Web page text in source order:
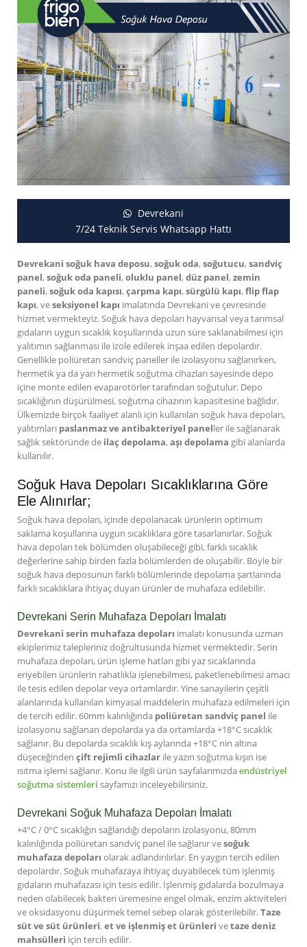
Devrekani
7/24 Teknik Servis Whatsapp Hattı
Devrekani soğuk hava deposu,soğuk oda,soğutucu,sandviç
panel,soğuk oda paneli,oluklu panel,düz panel,zemin
paneli,soğuk oda kapısı,çarpma kapı,sürgülü kapı,flip flap
kapı, veseksiyonel kapı imalatında Devrekani ve çevresinde
hizmet vermekteyiz. Soğuk hava depoları hayvansal veya tarımsal
gıdaların uygun sıcaklık koşullarında uzun süre saklanabilmesi için
yalıtımın sağlanması ile izole edilerek inşaa edilen depolardır.
Genellikle poliüretan sandviç paneller ile izolasyonu sağlanırken,
hermetik ya da yarı hermetik soğutma cihazları sayesinde depo
içine monte edilen evaparotörler tarafından soğutulur. Depo
sıcaklığının düşürülmesi, soğutma cihazının kapasitesine bağlıdır.
Ülkemizde birçok faaliyet alanlı için kullanılan soğuk hava depoları,
yalıtımları paslanmaz ve antibakteriyel paneller ile sağlanarak
sağlık sektöründe de ilaç depolama,aşı depolama gibi alanlarda
kullanılır.
Soğuk Hava Depoları Sıcaklıklarına Göre
Ele Alınırlar;
Soğuk hava depoları, içinde depolanacak ürünlerin optimum
saklama koşullarına uygun sıcaklıklara göre tasarlanırlar. Soğuk
hava depoları tek bölümden oluşabileceği gibi, farklı sıcaklık
değerlerine sahip birden fazla bölümlerden de oluşabilir. Böyle bir
soğuk hava deposunun farklı bölümlerinde depolama şartlarında
farklı sıcaklıklara ihtiyaç duyan ürünler de muhafaza edilebilir.
Devrekani Serin Muhafaza Depoları İmalatı
Devrekani serin muhafaza depoları imalatı konusunda uzman
ekiplerimiz talepleriniz doğrultusunda hizmet vermektedir. Serin
muhafaza depoları, ürün işleme hatları gibi yaz sıcaklarında
eriyebilen ürünlerin rahatlıkla işlenebilmesi, paketlenebilmesi amacı
ile tesis edilen depolar veya ortamlardır. Yine sanayilerin çeşitli
alanlarında kullanılan kimyasal maddelerin muhafaza edilmeleri için
de tercih edilir. 60mm kalınlığında poliüretan sandviç panel ile
izolasyonu sağlanan depolarda ya da ortamlarda +18°C sıcaklık
sağlanır. Bu depolarda sıcaklık kış aylarında +18°C nin altına
düşeceğinden çift rejimli cihazlar ile yazın soğutma kışın ise
ısıtma işlemi sağlanır. Konu ile ilgili ürün sayfalarımızdaendüstriyel
soğutma sistemleri sayfamızı inceleyebilirsiniz.
Devrekani Soğuk Muhafaza Depoları İmalatı
+4°C / 0°C sıcaklığın sağlandığı depoların izolasyonu, 80mm
kalınlığında poliüretan sandviç panel ile sağlanır vesoğuk
muhafaza depoları olarak adlandırılırlar. En yaygın tercih edilen
depolardır. Soğuk muhafazaya ihtiyaç duyabilecek tüm işlenmiş
gıdaların muhafazası için tesis edilir. İşlenmiş gıdalarda bozulmaya
neden olabilecek bakteri üremesine engel olmak, enzim aktiviteleri
ve oksidasyonu düşürmek temel sebep olarak gösterilebilir.Taze
süt ve süt ürünleri,et ve işlenmiş et ürünleri vetaze deniz
mahsülleri için tercih edilir.